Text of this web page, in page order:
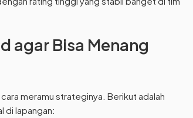
agar Bisa Menang
meramu strateginya. Berikut adalah
di lapangan: